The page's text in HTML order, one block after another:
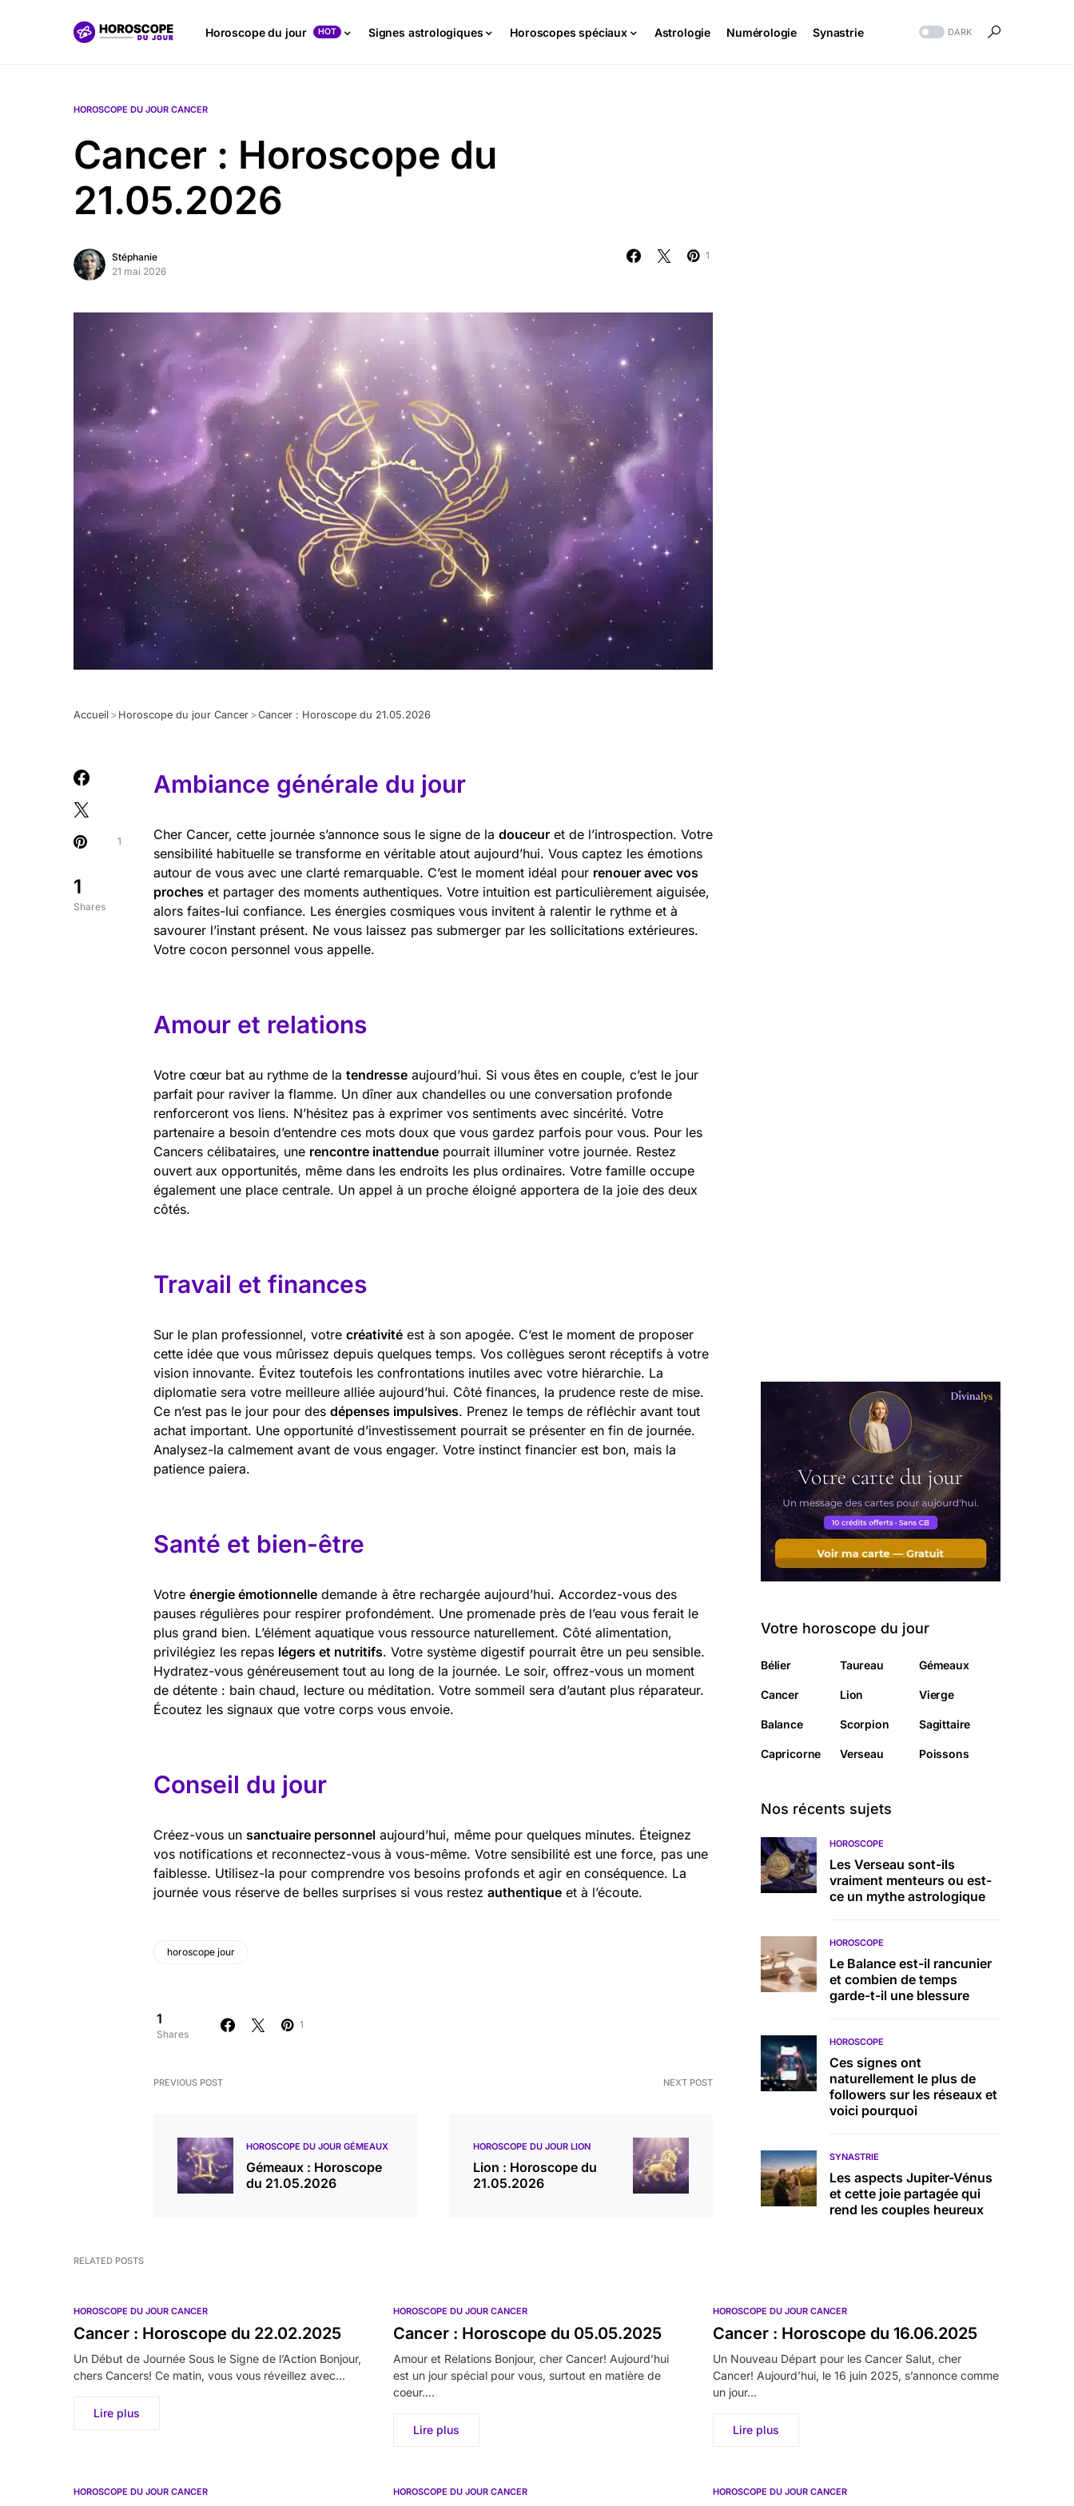
Horoscope du jour HOT Signes astrologiques Horoscopes spéciaux Astrologie Numérologie Synastrie DARK
HOROSCOPE DU JOUR CANCER
Cancer : Horoscope du
21.05.2026
Stéphanie
21 mai 2026
1
Accueil > Horoscope du jour Cancer >Cancer : Horoscope du 21.05.2026
1
Shares
1
Ambiance générale du jour
Cher Cancer, cette journée s’annonce sous le signe de la douceur et de l’introspection. Votre
sensibilité habituelle se transforme en véritable atout aujourd’hui. Vous captez les émotions
autour de vous avec une clarté remarquable. C’est le moment idéal pour renouer avec vos
proches et partager des moments authentiques. Votre intuition est particulièrement aiguisée,
alors faites-lui confiance. Les énergies cosmiques vous invitent à ralentir le rythme et à
savourer l’instant présent. Ne vous laissez pas submerger par les sollicitations extérieures.
Votre cocon personnel vous appelle.
Amour et relations
Votre cœur bat au rythme de la tendresse aujourd’hui. Si vous êtes en couple, c’est le jour
parfait pour raviver la flamme. Un dîner aux chandelles ou une conversation profonde
renforceront vos liens. N’hésitez pas à exprimer vos sentiments avec sincérité. Votre
partenaire a besoin d’entendre ces mots doux que vous gardez parfois pour vous. Pour les
Cancers célibataires, une rencontre inattendue pourrait illuminer votre journée. Restez
ouvert aux opportunités, même dans les endroits les plus ordinaires. Votre famille occupe
également une place centrale. Un appel à un proche éloigné apportera de la joie des deux
côtés.
Travail et finances
Sur le plan professionnel, votre créativité est à son apogée. C’est le moment de proposer
cette idée que vous mûrissez depuis quelques temps. Vos collègues seront réceptifs à votre
vision innovante. Évitez toutefois les confrontations inutiles avec votre hiérarchie. La
diplomatie sera votre meilleure alliée aujourd’hui. Côté finances, la prudence reste de mise.
Ce n’est pas le jour pour des dépenses impulsives. Prenez le temps de réfléchir avant tout
achat important. Une opportunité d’investissement pourrait se présenter en fin de journée.
Analysez-la calmement avant de vous engager. Votre instinct financier est bon, mais la
patience paiera.
Santé et bien-être
Votre énergie émotionnelle demande à être rechargée aujourd’hui. Accordez-vous des
pauses régulières pour respirer profondément. Une promenade près de l’eau vous ferait le
plus grand bien. L’élément aquatique vous ressource naturellement. Côté alimentation,
privilégiez les repas légers et nutritifs. Votre système digestif pourrait être un peu sensible.
Hydratez-vous généreusement tout au long de la journée. Le soir, offrez-vous un moment
de détente : bain chaud, lecture ou méditation. Votre sommeil sera d’autant plus réparateur.
Écoutez les signaux que votre corps vous envoie.
Conseil du jour
Créez-vous un sanctuaire personnel aujourd’hui, même pour quelques minutes. Éteignez
vos notifications et reconnectez-vous à vous-même. Votre sensibilité est une force, pas une
faiblesse. Utilisez-la pour comprendre vos besoins profonds et agir en conséquence. La
journée vous réserve de belles surprises si vous restez authentique et à l’écoute.
horoscope jour
1
Shares
1
PREVIOUS POST
HOROSCOPE DU JOUR GÉMEAUX
Gémeaux : Horoscope
du 21.05.2026
NEXT POST
HOROSCOPE DU JOUR LION
Lion : Horoscope du
21.05.2026
Votre horoscope du jour
Bélier Taureau Gémeaux
Cancer Lion Vierge
Balance Scorpion Sagittaire
Capricorne Verseau Poissons
Nos récents sujets
HOROSCOPE
Les Verseau sont-ils
vraiment menteurs ou est-
ce un mythe astrologique
HOROSCOPE
Le Balance est-il rancunier
et combien de temps
garde-t-il une blessure
HOROSCOPE
Ces signes ont
naturellement le plus de
followers sur les réseaux et
voici pourquoi
SYNASTRIE
Les aspects Jupiter-Vénus
et cette joie partagée qui
rend les couples heureux
RELATED POSTS
HOROSCOPE DU JOUR CANCER
Cancer : Horoscope du 22.02.2025
Un Début de Journée Sous le Signe de l’Action Bonjour,
chers Cancers! Ce matin, vous vous réveillez avec…
Lire plus
HOROSCOPE DU JOUR CANCER
Cancer : Horoscope du 05.05.2025
Amour et Relations Bonjour, cher Cancer! Aujourd’hui
est un jour spécial pour vous, surtout en matière de
coeur.…
Lire plus
HOROSCOPE DU JOUR CANCER
Cancer : Horoscope du 16.06.2025
Un Nouveau Départ pour les Cancer Salut, cher
Cancer! Aujourd’hui, le 16 juin 2025, s’annonce comme
un jour…
Lire plus
HOROSCOPE DU JOUR CANCER HOROSCOPE DU JOUR CANCER HOROSCOPE DU JOUR CANCER